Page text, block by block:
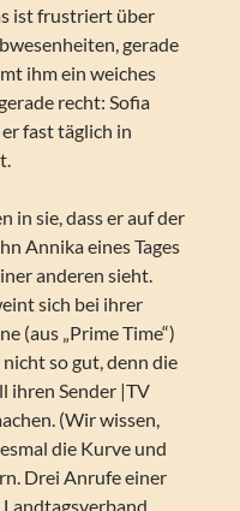
ist frustriert über
gerade
ihm ein weiches
recht: Sofia
fast täglich in
in sie, dass er auf der
Annika eines Tages
anderen sieht.
sich bei ihrer
(aus „Prime Time“)
so gut, denn die
ihren Sender |TV
(Wir wissen,
die Kurve und
Drei Anrufe einer